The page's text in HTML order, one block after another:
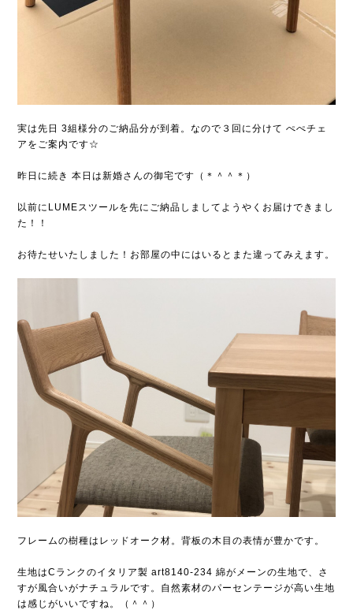
実は先日 3組様分のご納品分が到着。なので３回に分けて ぺぺチェ
アをご案内です☆
昨日に続き 本日は新婚さんの御宅です（＊＾＾＊）
以前にLUMEスツールを先にご納品しましてようやくお届けできまし
た！！
お待たせいたしました！お部屋の中にはいるとまた違ってみえます。
フレームの樹種はレッドオーク材。背板の木目の表情が豊かです。
生地はCランクのイタリア製 art8140-234 綿がメーンの生地で、さ
すが風合いがナチュラルです。自然素材のパーセンテージが高い生地
は感じがいいですね。（＾＾）